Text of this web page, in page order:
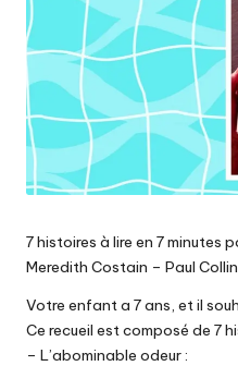
7 histoires à lire en 7 minutes
Meredith Costain – Paul
Votre enfant a 7 ans, et il
Ce recueil est composé de 7
– L’abominable odeur :